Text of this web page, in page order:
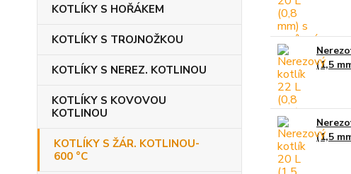
KOTLÍKY S HOŘÁKEM
KOTLÍKY S TROJNOŽKOU
KOTLÍKY S NEREZ. KOTLINOU
KOTLÍKY S KOVOVOU
KOTLINOU
KOTLÍKY S ŽÁR. KOTLINOU-
600 °C
(1,5
(1,5